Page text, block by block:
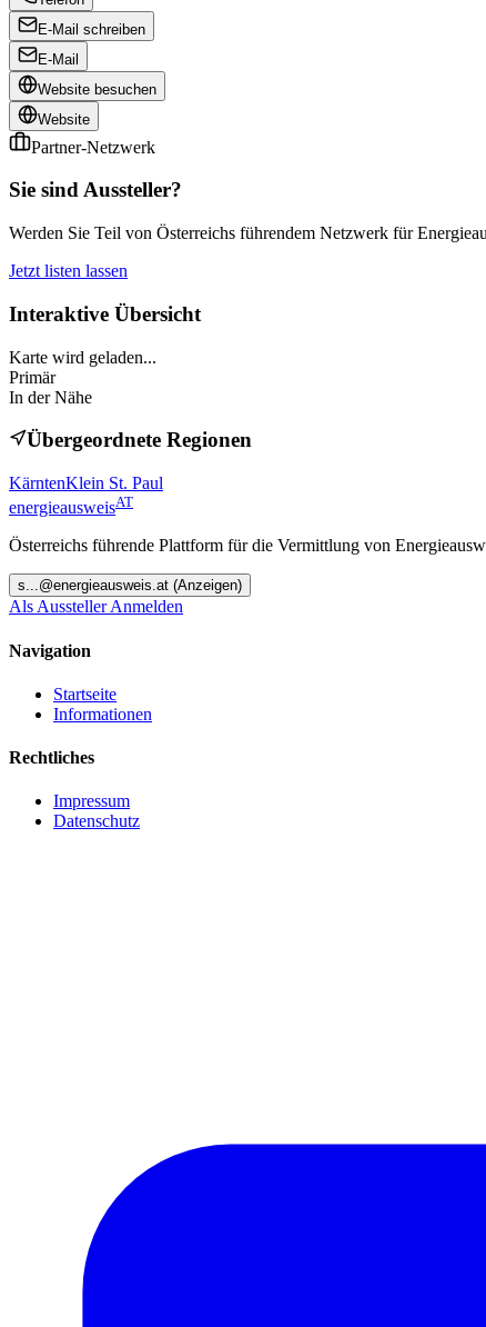
E-Mail schreiben
E-Mail
Website besuchen
Website
Partner-Netzwerk
Sie sind Aussteller?
Werden Sie Teil von Österreichs führendem Netzwerk für
Jetzt listen lassen
Interaktive Übersicht
Karte wird geladen...
Primär
In der Nähe
Übergeordnete Regionen
KärntenKlein St. Paul
energieausweisAT
Österreichs führende Plattform für die Vermittlung von
s...@energieausweis.at (Anzeigen)
Als Aussteller Anmelden
Navigation
Startseite
Informationen
Rechtliches
Impressum
Datenschutz